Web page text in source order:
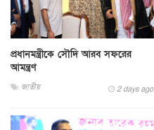
প্রধানমন্ত্রীকে সৌদি আরব সফরের
আমন্ত্রণ
জাতীয় 2 days ago